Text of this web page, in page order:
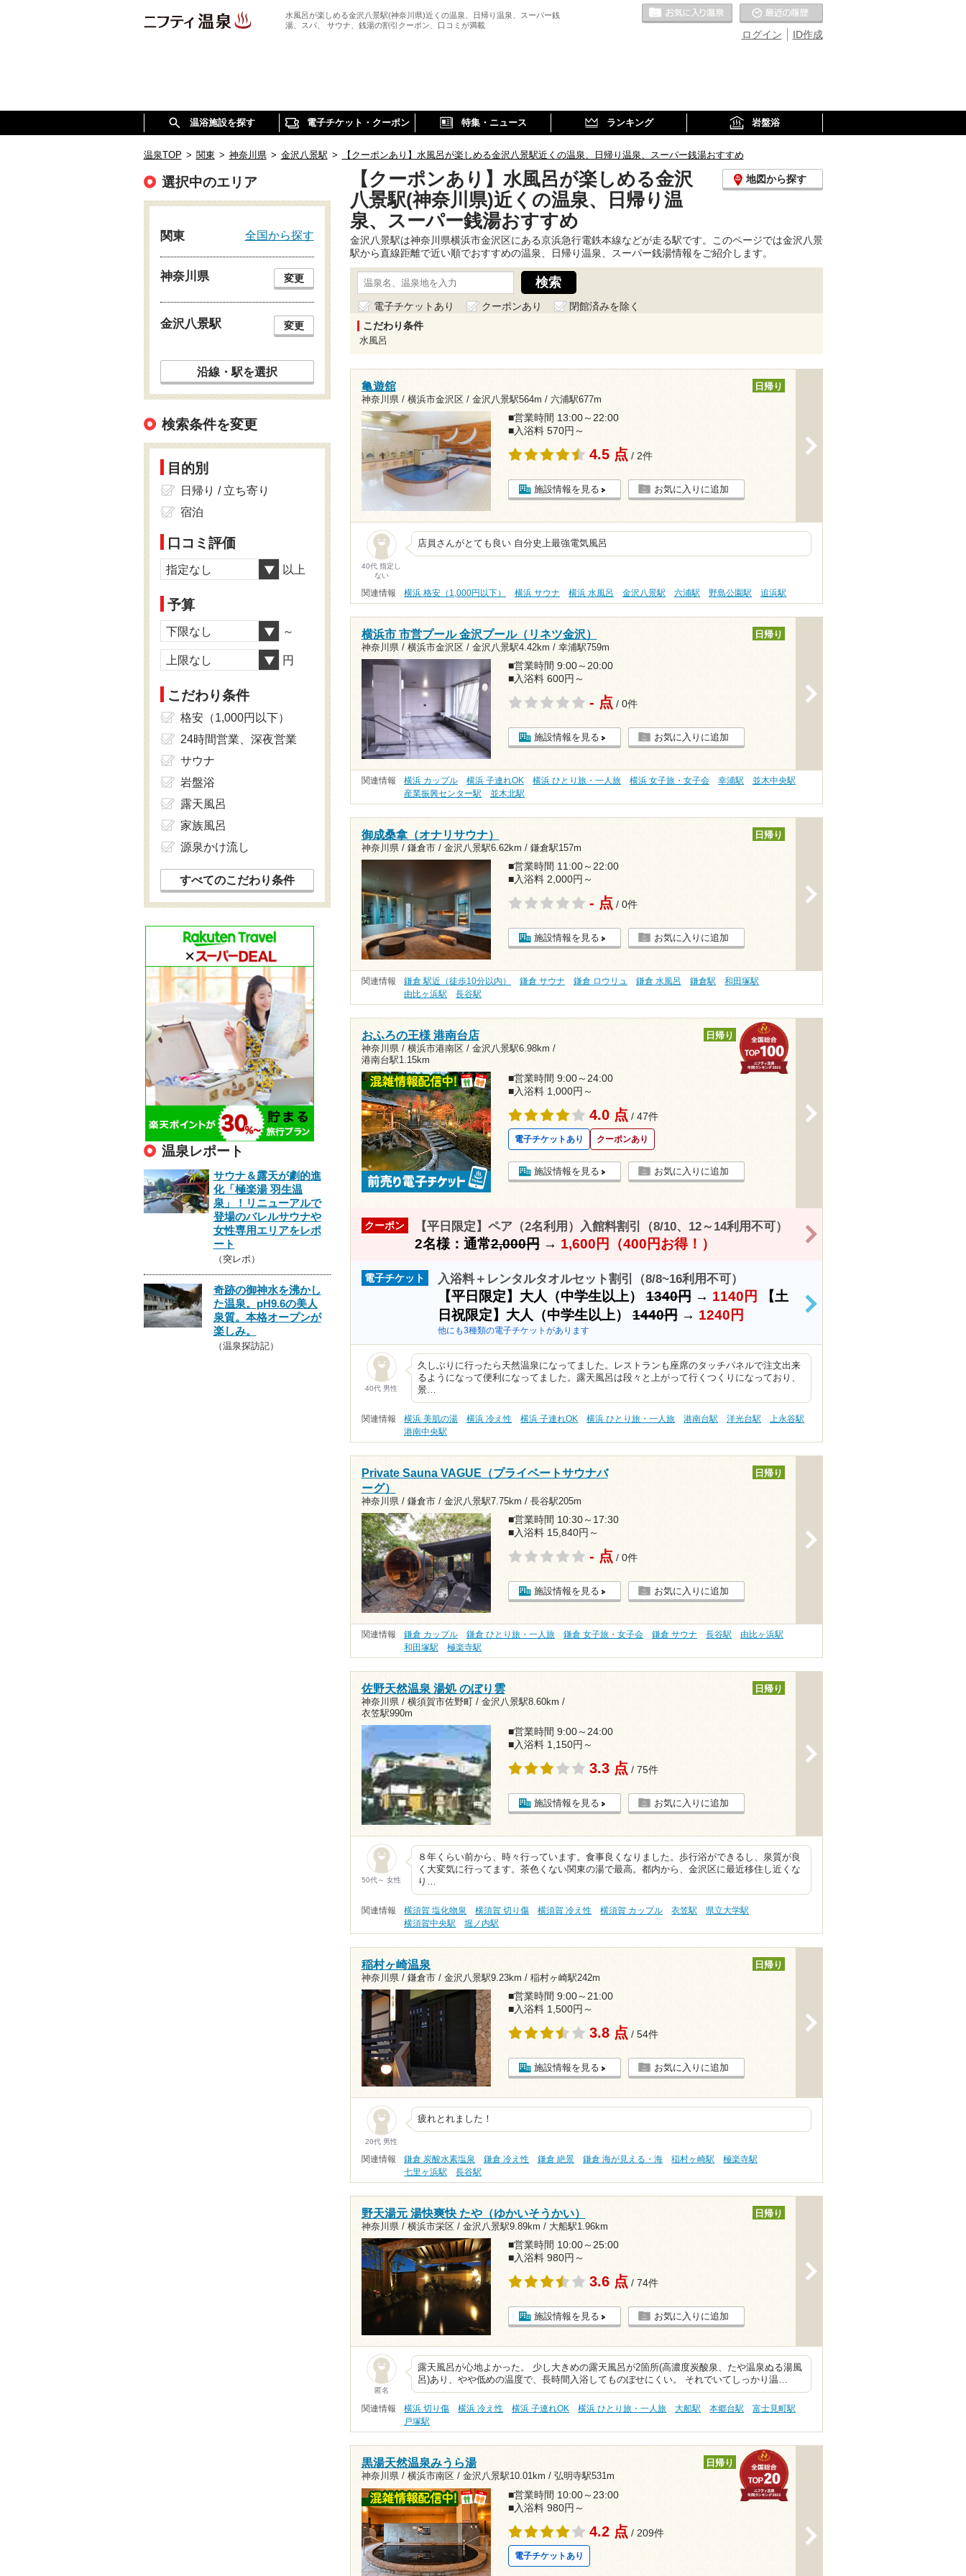
水風呂が楽しめる金沢八景駅(神奈川県)近くの温泉、日帰り温泉、スーパー銭
湯、スパ、 サウナ、銭湯の割引クーポン、口コミが満載
ID作成
ログイン
お気に入りの温泉
温浴施設を探す 電子チケット・クーポン 特集・ニュース ランキング 岩盤浴
温泉TOP > 関東 > 神奈川県 > 金沢八景駅 > 【クーポンあり】水風呂が楽しめる金沢八景駅近くの温泉、日帰り温泉、スーパー銭湯おすすめ
【クーポンあり】水風呂が楽しめる金沢
八景駅(神奈川県)近くの温泉、日帰り温
泉、スーパー銭湯おすすめ
地図から探す
金沢八景駅は神奈川県横浜市金沢区にある京浜急行電鉄本線などが走る駅です。このページでは金沢八景
駅から直線距離で近い順でおすすめの温泉、日帰り温泉、スーパー銭湯情報をご紹介します。
電子チケットあり クーポンあり
閉館済みを除く
こだわり条件
水風呂
亀遊舘
神奈川県 / 横浜市金沢区 / 金沢八景駅564m / 六浦駅677m
日帰り
■営業時間 13:00～22:00
■入浴料 570円～
4.5 点 / 2件
施設情報を見る お気に入りに追加
40代 指定し
ない
店員さんがとても良い 自分史上最強電気風呂
関連情報 横浜 格安（1,000円以下） 横浜 サウナ 横浜 水風呂 金沢八景駅 六浦駅 野島公園駅 追浜駅
横浜市 市営プール 金沢プール（リネツ金沢）
神奈川県 / 横浜市金沢区 / 金沢八景駅4.42km / 幸浦駅759m
日帰り
■営業時間 9:00～20:00
■入浴料 600円～
- 点 / 0件
施設情報を見る お気に入りに追加
関連情報 横浜 カップル 横浜 子連れOK 横浜 ひとり旅・一人旅 横浜 女子旅・女子会 幸浦駅
並木中央駅
産業振興センター駅
並木北駅
御成桑拿（オナリサウナ）
神奈川県 / 鎌倉市 / 金沢八景駅6.62km / 鎌倉駅157m
日帰り
■営業時間 11:00～22:00
■入浴料 2,000円～
- 点 / 0件
施設情報を見る お気に入りに追加
関連情報 鎌倉 駅近（徒歩10分以内） 鎌倉 サウナ 鎌倉 ロウリュ 鎌倉 水風呂 鎌倉駅
和田塚駅
由比ヶ浜駅
長谷駅
おふろの王様 港南台店
神奈川県 / 横浜市港南区 / 金沢八景駅6.98km /
港南台駅1.15km
日帰り
■営業時間 9:00～24:00
■入浴料 1,000円～
4.0 点 / 47件
電子チケットあり クーポンあり
施設情報を見る お気に入りに追加
クーポン 【平日限定】ペア（2名利用）入館料割引（8/10、12～14利用不可）
2名様：通常2,000円→ 1,600円（400円お得！）
>
電子チケット 入浴料＋レンタルタオルセット割引（8/8~16利用不可）
【平日限定】大人（中学生以上）1340円→ 1140円
【土
日祝限定】大人（中学生以上）1440円→ 1240円
他にも3種類の電子チケットがあります
>
40代 男性
久しぶりに行ったら天然温泉になってました。レストランも座席のタッチパネルで注文出来
るようになって便利になってました。露天風呂は段々と上がって行くつくりになっており、
景…
関連情報 横浜 美肌の湯 横浜 冷え性 横浜 子連れOK 横浜 ひとり旅・一人旅 港南台駅 洋光台駅
上永谷駅
港南中央駅
Private Sauna VAGUE（プライベートサウナバ
ーグ）
神奈川県 / 鎌倉市 / 金沢八景駅7.75km / 長谷駅205m
日帰り
■営業時間 10:30～17:30
■入浴料 15,840円～
- 点 / 0件
施設情報を見る お気に入りに追加
関連情報 鎌倉 カップル 鎌倉 ひとり旅・一人旅 鎌倉 女子旅・女子会 鎌倉 サウナ 長谷駅
由比ヶ浜駅
和田塚駅
極楽寺駅
佐野天然温泉 湯処 のぼり雲
神奈川県 / 横須賀市佐野町 / 金沢八景駅8.60km /
衣笠駅990m
日帰り
■営業時間 9:00～24:00
■入浴料 1,150円～
3.3 点 / 75件
施設情報を見る お気に入りに追加
50代～ 女性
８年くらい前から、時々行っています。食事良くなりました。歩行浴ができるし、泉質が良
く大変気に行ってます。茶色くない関東の湯で最高。都内から、金沢区に最近移住し近くな
り…
関連情報 横須賀 塩化物泉 横須賀 切り傷 横須賀 冷え性 横須賀 カップル 衣笠駅
県立大学駅
横須賀中央駅
堀ノ内駅
稲村ヶ崎温泉
神奈川県 / 鎌倉市 / 金沢八景駅9.23km / 稲村ヶ崎駅242m
日帰り
■営業時間 9:00～21:00
■入浴料 1,500円～
3.8 点 / 54件
施設情報を見る お気に入りに追加
20代 男性
疲れとれました！
関連情報 鎌倉 炭酸水素塩泉 鎌倉 冷え性 鎌倉 絶景 鎌倉 海が見える・海 稲村ヶ崎駅
極楽寺駅
七里ヶ浜駅
長谷駅
野天湯元 湯快爽快 たや（ゆかいそうかい）
神奈川県 / 横浜市栄区 / 金沢八景駅9.89km / 大船駅1.96km
日帰り
■営業時間 10:00～25:00
■入浴料 980円～
3.6 点 / 74件
施設情報を見る お気に入りに追加
匿名
露天風呂が心地よかった。 少し大きめの露天風呂が2箇所(高濃度炭酸泉、たや温泉ぬる湯風
呂)あり、やや低めの温度で、長時間入浴してものぼせにくい。 それでいてしっかり温…
関連情報 横浜 切り傷 横浜 冷え性 横浜 子連れOK 横浜 ひとり旅・一人旅 大船駅 本郷台駅
富士見町駅
戸塚駅
黒湯天然温泉みうら湯
神奈川県 / 横浜市南区 / 金沢八景駅10.01km / 弘明寺駅531m
日帰り
■営業時間 10:00～23:00
■入浴料 980円～
4.2 点 / 209件
電子チケットあり
選択中のエリア
関東 全国から探す
神奈川県 変更
金沢八景駅 変更
沿線・駅を選択
検索条件を変更
目的別
日帰り / 立ち寄り
宿泊
口コミ評価
指定なし 以上
予算
下限なし ～
上限なし 円
こだわり条件
格安（1,000円以下）
24時間営業、深夜営業
サウナ
岩盤浴
露天風呂
家族風呂
源泉かけ流し
すべてのこだわり条件
温泉レポート
サウナ＆露天が劇的進
化「極楽湯 羽生温
泉」！リニューアルで
登場のバレルサウナや
女性専用エリアをレポ
ート
（突レポ）
奇跡の御神水を沸かし
た温泉。pH9.6の美人
泉質。本格オープンが
楽しみ。
（温泉探訪記）